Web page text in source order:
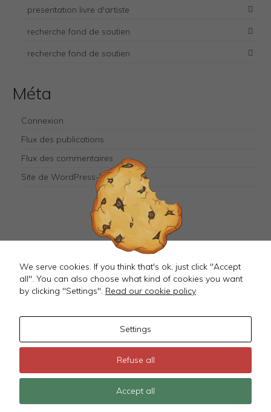
presentation livre d'artiste
recherche fond de soutien
recherche fond de soutien
Méta
Connexion
Flux des publications
Flux des commentaires
Site de WordPress-FR
©2026 JustMagD
We serve cookies. If you think that's ok, just click "Accept
all". You can also choose what kind of cookies you want
by clicking "Settings". Read our cookie policy
Settings
Refuse all
Accept all